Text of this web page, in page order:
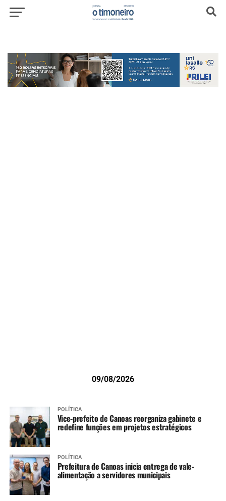
09/08/2026
POLÍTICA
Vice-prefeito de Canoas reorganiza gabinete e
redefine funções em projetos estratégicos
POLÍTICA
Prefeitura de Canoas inicia entrega de vale-
alimentação a servidores municipais